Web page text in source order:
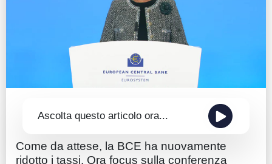
Guru Monitor
Stagionalità
Ascolta questo articolo ora...
Come da attese, la BCE ha nuovamente
ridotto i tassi. Ora focus sulla conferenza